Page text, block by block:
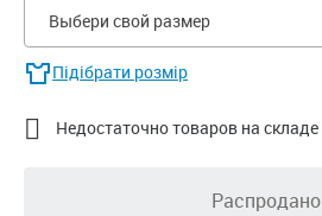
Выбери свой размер
Підібрати розмір
 Недостаточно товаров на складе
Распродано